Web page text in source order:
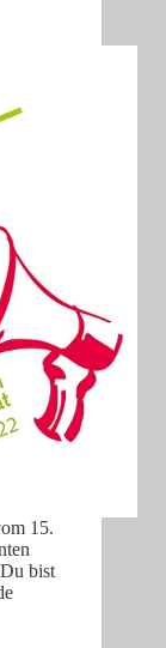
15.
bist